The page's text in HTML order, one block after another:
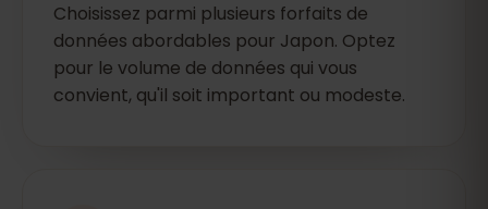
Choisissez parmi plusieurs forfaits de
données abordables pour Japon. Optez
pour le volume de données qui vous
convient, qu'il soit important ou modeste.